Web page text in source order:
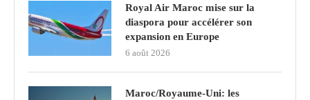
Royal Air Maroc mise sur la
diaspora pour accélérer son
expansion en Europe
6 août 2026
Maroc/Royaume-Uni: les